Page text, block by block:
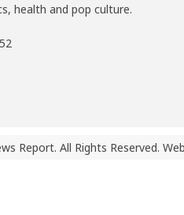
health and pop culture.
Report. All Rights Reserved.